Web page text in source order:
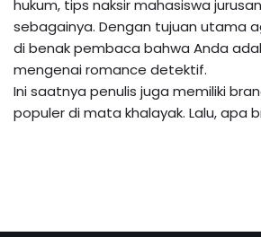
hukum, tips naksir mahasiswa
sebagainya. Dengan tujuan utama
di benak pembaca bahwa Anda
mengenai romance detektif.
Ini saatnya penulis juga memiliki
populer di mata khalayak. Lalu, apa